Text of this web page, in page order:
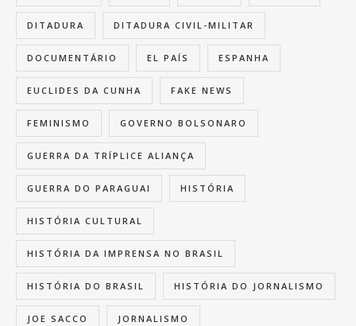
DITADURA DITADURA CIVIL-MILITAR
DOCUMENTÁRIO EL PAÍS ESPANHA
EUCLIDES DA CUNHA FAKE NEWS
FEMINISMO GOVERNO BOLSONARO
GUERRA DA TRÍPLICE ALIANÇA
GUERRA DO PARAGUAI HISTÓRIA
HISTÓRIA CULTURAL
HISTÓRIA DA IMPRENSA NO BRASIL
HISTÓRIA DO BRASIL HISTÓRIA DO JORNALISMO
JOE SACCO JORNALISMO